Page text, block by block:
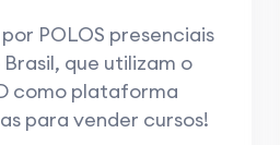
POLOS presenciais
que utilizam o
como plataforma
para vender cursos!